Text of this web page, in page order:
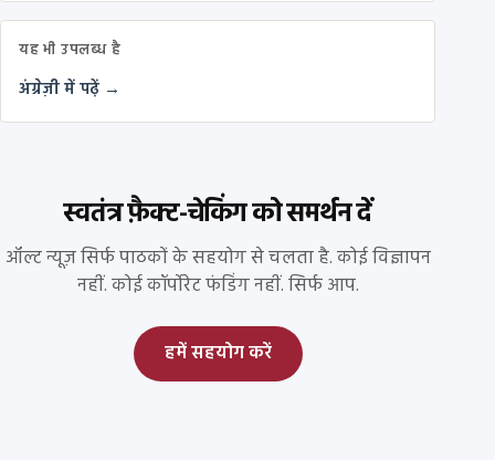
यह भी उपलब्ध है
अंग्रेज़ी में पढ़ें →
स्वतंत्र फ़ैक्ट-चेकिंग को समर्थन दें
ऑल्ट न्यूज़ सिर्फ पाठकों के सहयोग से चलता है. कोई विज्ञापन
नहीं. कोई कॉर्पोरेट फंडिंग नहीं. सिर्फ आप.
हमें सहयोग करें